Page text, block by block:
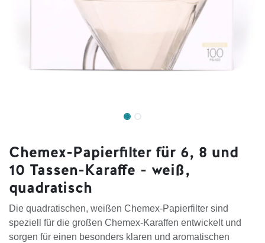
Chemex-Papierfilter für 6, 8 und
10 Tassen-Karaffe - weiß,
quadratisch
Die quadratischen, weißen Chemex-Papierfilter sind
speziell für die großen Chemex-Karaffen entwickelt und
sorgen für einen besonders klaren und aromatischen